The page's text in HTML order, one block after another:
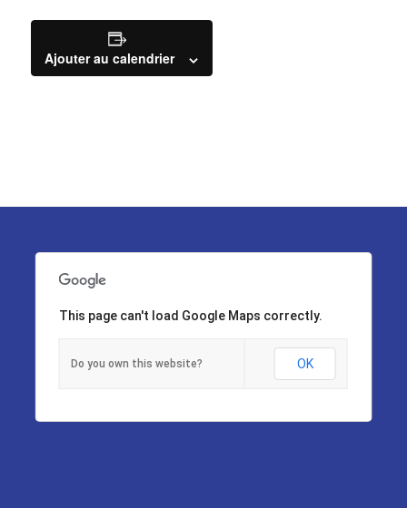
Ajouter au calendrier
This page can't load Google Maps correctly.
Do you own this website? OK